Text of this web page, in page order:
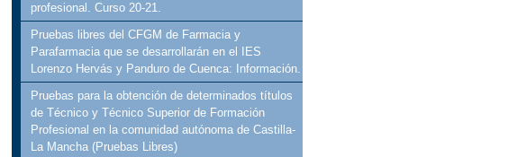
profesional. Curso 20-21.
Pruebas libres del CFGM de Farmacia y
Parafarmacia que se desarrollarán en el IES
Lorenzo Hervás y Panduro de Cuenca: Información.
Pruebas para la obtención de determinados títulos
de Técnico y Técnico Superior de Formación
Profesional en la comunidad autónoma de Castilla-
La Mancha (Pruebas Libres)